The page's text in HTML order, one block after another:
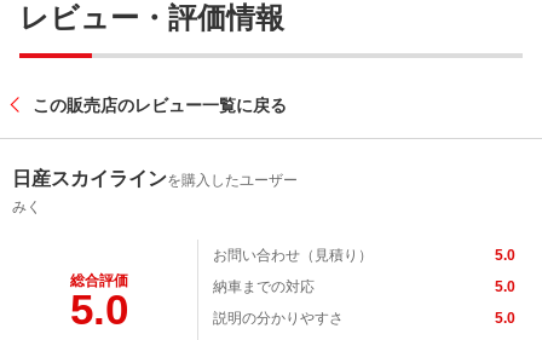
レビュー・評価情報
この販売店のレビュー一覧に戻る
日産スカイラインを購入したユーザー
みく
総合評価
5.0
お問い合わせ（見積り）
5.0
納車までの対応
5.0
説明の分かりやすさ
5.0